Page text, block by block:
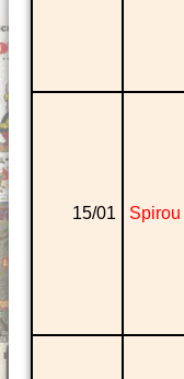
15/01